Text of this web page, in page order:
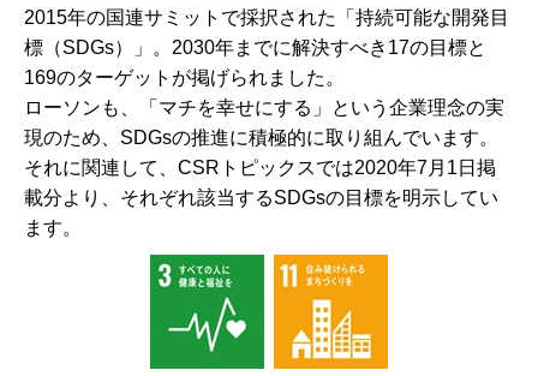
2015年の国連サミットで採択された「持続可能な開発目
標（SDGs）」。2030年までに解決すべき17の目標と
169のターゲットが掲げられました。
ローソンも、「マチを幸せにする」という企業理念の実
現のため、SDGsの推進に積極的に取り組んでいます。
それに関連して、CSRトピックスでは2020年7月1日掲
載分より、それぞれ該当するSDGsの目標を明示してい
ます。